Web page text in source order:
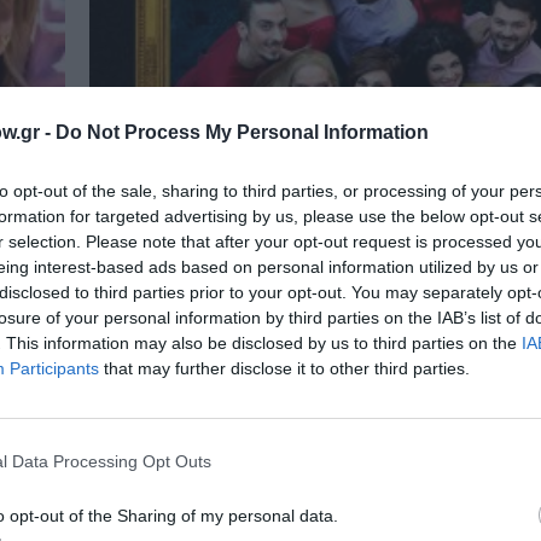
- Do Not Process My Personal Information
opt-out of the sale, sharing to third parties, or processing of your
for targeted advertising by us, please use the below opt-out
selection. Please note that after your opt-out request is processed
interest-based ads based on personal information utilized by us
to third parties prior to your opt-out. You may separately
of your personal information by third parties on the IAB’s list of
This information may also be disclosed by us to third parties on the
Participants that may further disclose it to other third parties.
Data Processing Opt Outs
opt-out of the Sharing of my personal data.
ΜΟΥΣΙΚΗ / ΜΟΥΣΙΚΑ ΝΕΑ
Έλντα Πανοπούλου, Ελένη Πέτα και
Τρύπη στο Ρυθμος stage
Από τις 14 Γενάρη τα Σαββατόβραδα γίνονται